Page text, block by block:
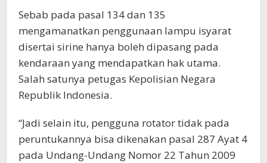
Sebab pada pasal 134 dan 135
mengamanatkan penggunaan lampu isyarat
disertai sirine hanya boleh dipasang pada
kendaraan yang mendapatkan hak utama.
Salah satunya petugas Kepolisian Negara
Republik Indonesia.
“Jadi selain itu, pengguna rotator tidak pada
peruntukannya bisa dikenakan pasal 287 Ayat 4
pada Undang-Undang Nomor 22 Tahun 2009